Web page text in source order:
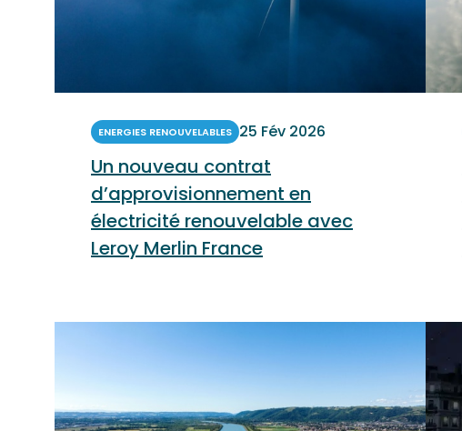
ENERGIES RENOUVELABLES 25 Fév 2026
Un nouveau contrat
d’approvisionnement en
électricité renouvelable avec
Leroy Merlin France